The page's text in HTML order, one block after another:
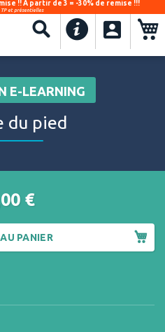
Recherche
!! À partir de 3 = -30% de remise !!!
TP et présentielles
.
E-LEARNING
du pied
€
PANIER